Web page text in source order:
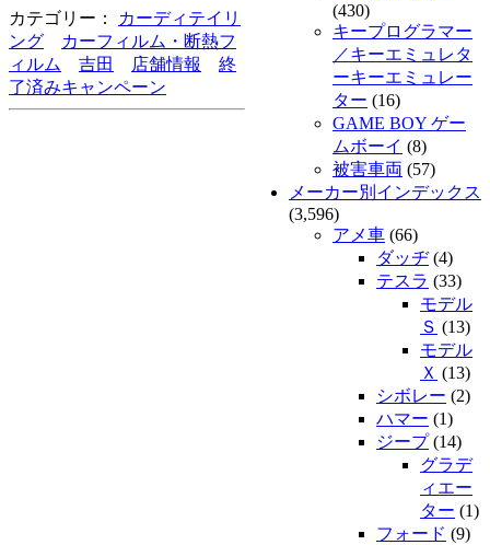
カテゴリー：
カーディテイリ
ング
カーフィルム・断熱フ
ィルム
吉田 店舗情報
終
了済みキャンペーン
(430)
キープログラマー
／キーエミュレタ
ーキーエミュレー
ター (16)
GAME BOY ゲー
ムボーイ (8)
被害車両 (57)
メーカー別インデックス
(3,596)
アメ車 (66)
ダッヂ(4)
テスラ (33)
モデル
Ｓ (13)
モデル
Ｘ (13)
シボレー (2)
ハマー (1)
ジープ(14)
グラデ
ィエー
ター (1)
フォード (9)